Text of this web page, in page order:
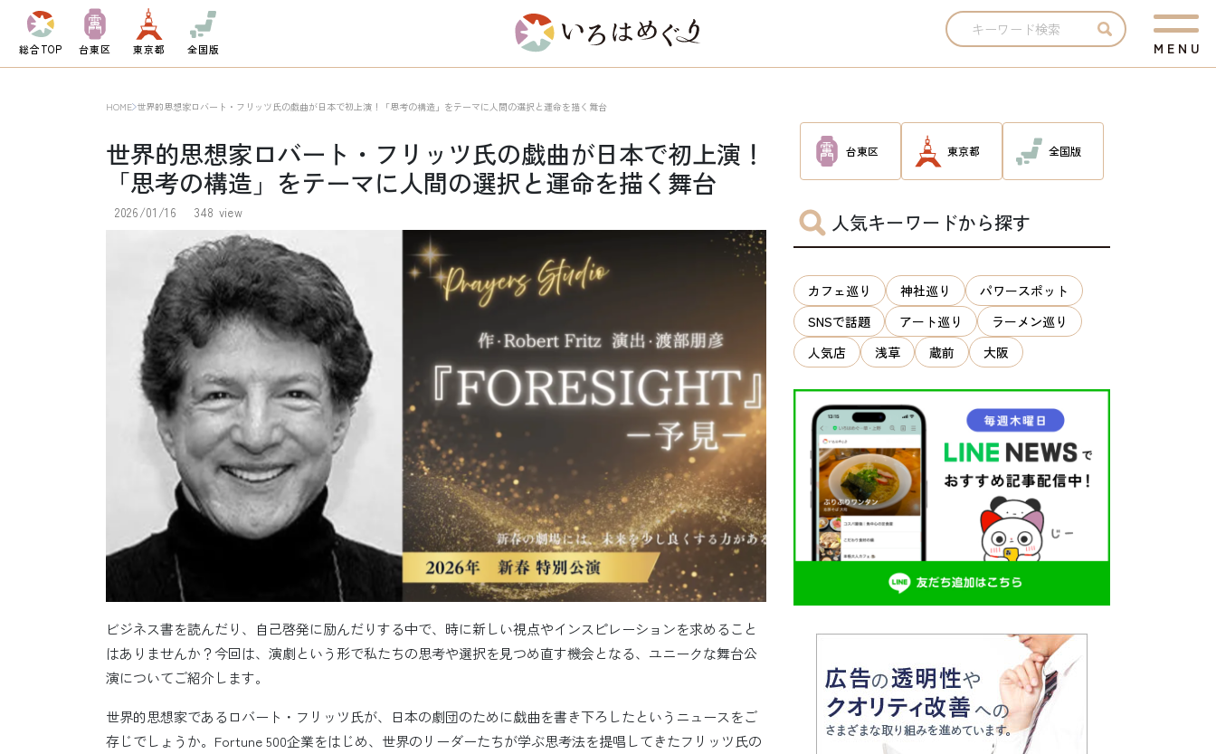
総合TOP 台東区 東京都 全国版 M E N U
HOME 世界的思想家ロバート・フリッツ氏の戯曲が日本で初上演！「思考の構造」をテーマに人間の選択と運命を描く舞台
世界的思想家ロバート・フリッツ氏の戯曲が日本で初上演！
「思考の構造」をテーマに人間の選択と運命を描く舞台
2026/01/16 348 view
ビジネス書を読んだり、自己啓発に励んだりする中で、時に新しい視点やインスピレーションを求めること
はありませんか？今回は、演劇という形で私たちの思考や選択を見つめ直す機会となる、ユニークな舞台公
演についてご紹介します。
世界的思想家であるロバート・フリッツ氏が、日本の劇団のために戯曲を書き下ろしたというニュースをご
存じでしょうか。Fortune 500企業をはじめ、世界のリーダーたちが学ぶ思考法を提唱してきたフリッツ氏の
台東区 東京都 全国版
人気キーワードから探す
カフェ巡り 神社巡り
パワースポット
SNSで話題
アート巡り
ラーメン巡り
人気店
浅草 蔵前 大阪